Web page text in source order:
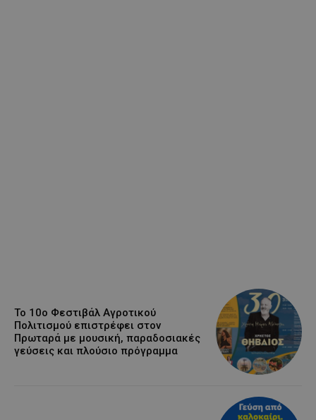
Το 10ο Φεστιβάλ Αγροτικού
Πολιτισμού επιστρέφει στον
Πρωταρά με μουσική, παραδοσιακές
γεύσεις και πλούσιο πρόγραμμα